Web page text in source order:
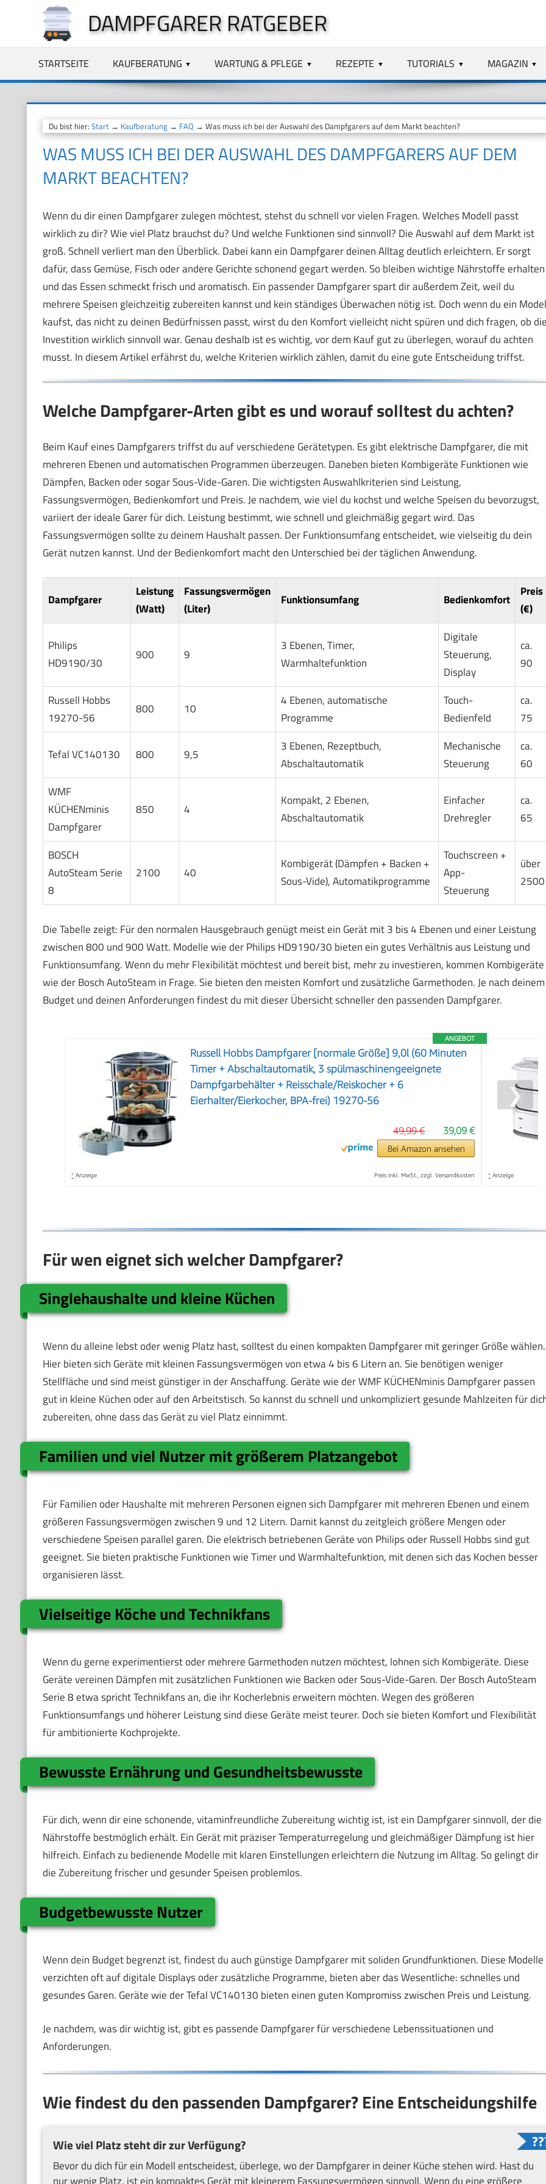
springen
DAMPFGARER RATGEBER
STARTSEITE KAUFBERATUNG WARTUNG & PFLEGE REZEPTE TUTORIALS MAGAZIN
Du bist hier: Start→ Kaufberatung→ FAQ → Was muss ich bei der Auswahl des Dampfgarers auf dem Markt beachten?
WAS MUSS ICH BEI DER AUSWAHL DES DAMPFGARERS AUF DEM
MARKT BEACHTEN?
Wenn du dir einen Dampfgarer zulegen möchtest, stehst du schnell vor vielen Fragen. Welches Modell passt
wirklich zu dir? Wie viel Platz brauchst du? Und welche Funktionen sind sinnvoll? Die Auswahl auf dem Markt ist
groß. Schnell verliert man den Überblick. Dabei kann ein Dampfgarer deinen Alltag deutlich erleichtern. Er sorgt
dafür, dass Gemüse, Fisch oder andere Gerichte schonend gegart werden. So bleiben wichtige Nährstoffe erhalten
und das Essen schmeckt frisch und aromatisch. Ein passender Dampfgarer spart dir außerdem Zeit, weil du
mehrere Speisen gleichzeitig zubereiten kannst und kein ständiges Überwachen nötig ist. Doch wenn du ein
kaufst, das nicht zu deinen Bedürfnissen passt, wirst du den Komfort vielleicht nicht spüren und dich fragen, ob
Investition wirklich sinnvoll war. Genau deshalb ist es wichtig, vor dem Kauf gut zu überlegen, worauf du achten
musst. In diesem Artikel erfährst du, welche Kriterien wirklich zählen, damit du eine gute Entscheidung triffst.
Welche Dampfgarer-Arten gibt es und worauf solltest du achten?
Beim Kauf eines Dampfgarers triffst du auf verschiedene Gerätetypen. Es gibt elektrische Dampfgarer, die mit
mehreren Ebenen und automatischen Programmen überzeugen. Daneben bieten Kombigeräte Funktionen wie
Dämpfen, Backen oder sogar Sous-Vide-Garen. Die wichtigsten Auswahlkriterien sind Leistung,
Fassungsvermögen, Bedienkomfort und Preis. Je nachdem, wie viel du kochst und welche Speisen du bevorzugst,
variiert der ideale Garer für dich. Leistung bestimmt, wie schnell und gleichmäßig gegart wird. Das
Fassungsvermögen sollte zu deinem Haushalt passen. Der Funktionsumfang entscheidet, wie vielseitig du dein
Gerät nutzen kannst. Und der Bedienkomfort macht den Unterschied bei der täglichen Anwendung.
Dampfgarer
Leistung
(Watt)
Fassungsvermögen
(Liter)
Funktionsumfang Bedienkomfort
Preis
(€)
Philips
HD9190/30
900 9
3 Ebenen, Timer,
Warmhaltefunktion
Digitale
Steuerung,
Display
ca.
90
Russell Hobbs
19270-56
800 10
4 Ebenen, automatische
Programme
Touch-
Bedienfeld
ca.
75
Tefal VC140130 800 9,5
3 Ebenen, Rezeptbuch,
Abschaltautomatik
Mechanische
Steuerung
ca.
60
WMF
KÜCHENminis
Dampfgarer
850 4
Kompakt, 2 Ebenen,
Abschaltautomatik
Einfacher
Drehregler
ca.
65
BOSCH
AutoSteam Serie
8
2100 40
Kombigerät (Dämpfen + Backen +
Sous-Vide), Automatikprogramme
Touchscreen +
App-
Steuerung
über
2500
Die Tabelle zeigt: Für den normalen Hausgebrauch genügt meist ein Gerät mit 3 bis 4 Ebenen und einer Leistung
zwischen 800 und 900 Watt. Modelle wie der Philips HD9190/30 bieten ein gutes Verhältnis aus Leistung und
Funktionsumfang. Wenn du mehr Flexibilität möchtest und bereit bist, mehr zu investieren, kommen Kombigeräte
wie der Bosch AutoSteam in Frage. Sie bieten den meisten Komfort und zusätzliche Garmethoden. Je nach deinem
Budget und deinen Anforderungen findest du mit dieser Übersicht schneller den passenden Dampfgarer.
ANGEBOT
Russell Hobbs Dampfgarer [normale Größe] 9,0l (60 Minuten
Timer + Abschaltautomatik, 3 spülmaschinengeeignete
Dampfgarbehälter + Reisschale/Reiskocher + 6
Eierhalter/Eierkocher, BPA-frei) 19270-56
39,09 €
49,99 €
Bei Amazon ansehen
* Anzeige Preis inkl. MwSt., zzgl. Versandkosten * Anzeige
❯
Für wen eignet sich welcher Dampfgarer?
Singlehaushalte und kleine Küchen
Wenn du alleine lebst oder wenig Platz hast, solltest du einen kompakten Dampfgarer mit geringer Größe wählen.
Hier bieten sich Geräte mit kleinen Fassungsvermögen von etwa 4 bis 6 Litern an. Sie benötigen weniger
Stellfläche und sind meist günstiger in der Anschaffung. Geräte wie der WMF KÜCHENminis Dampfgarer passen
gut in kleine Küchen oder auf den Arbeitstisch. So kannst du schnell und unkompliziert gesunde Mahlzeiten für
zubereiten, ohne dass das Gerät zu viel Platz einnimmt.
Familien und viel Nutzer mit größerem Platzangebot
Für Familien oder Haushalte mit mehreren Personen eignen sich Dampfgarer mit mehreren Ebenen und einem
größeren Fassungsvermögen zwischen 9 und 12 Litern. Damit kannst du zeitgleich größere Mengen oder
verschiedene Speisen parallel garen. Die elektrisch betriebenen Geräte von Philips oder Russell Hobbs sind gut
geeignet. Sie bieten praktische Funktionen wie Timer und Warmhaltefunktion, mit denen sich das Kochen besser
organisieren lässt.
Vielseitige Köche und Technikfans
Wenn du gerne experimentierst oder mehrere Garmethoden nutzen möchtest, lohnen sich Kombigeräte. Diese
Geräte vereinen Dämpfen mit zusätzlichen Funktionen wie Backen oder Sous-Vide-Garen. Der Bosch AutoSteam
Serie 8 etwa spricht Technikfans an, die ihr Kocherlebnis erweitern möchten. Wegen des größeren
Funktionsumfangs und höherer Leistung sind diese Geräte meist teurer. Doch sie bieten Komfort und Flexibilität
für ambitionierte Kochprojekte.
Bewusste Ernährung und Gesundheitsbewusste
Für dich, wenn dir eine schonende, vitaminfreundliche Zubereitung wichtig ist, ist ein Dampfgarer sinnvoll, der die
Nährstoffe bestmöglich erhält. Ein Gerät mit präziser Temperaturregelung und gleichmäßiger Dämpfung ist hier
hilfreich. Einfach zu bedienende Modelle mit klaren Einstellungen erleichtern die Nutzung im Alltag. So gelingt dir
die Zubereitung frischer und gesunder Speisen problemlos.
Budgetbewusste Nutzer
Wenn dein Budget begrenzt ist, findest du auch günstige Dampfgarer mit soliden Grundfunktionen. Diese Modelle
verzichten oft auf digitale Displays oder zusätzliche Programme, bieten aber das Wesentliche: schnelles und
gesundes Garen. Geräte wie der Tefal VC140130 bieten einen guten Kompromiss zwischen Preis und Leistung.
Je nachdem, was dir wichtig ist, gibt es passende Dampfgarer für verschiedene Lebenssituationen und
Anforderungen.
Wie findest du den passenden Dampfgarer? Eine Entscheidungshilfe
Wie viel Platz steht dir zur Verfügung?
Bevor du dich für ein Modell entscheidest, überlege, wo der Dampfgarer in deiner Küche stehen wird. Hast du